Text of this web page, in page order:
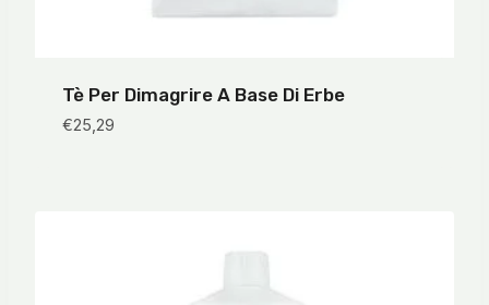
Tè Per Dimagrire A Base Di Erbe
€25,29